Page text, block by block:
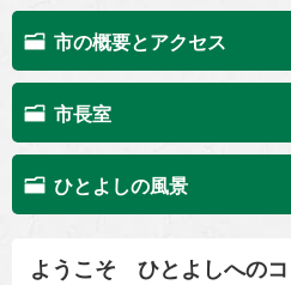
市の概要とアクセス
市長室
ひとよしの風景
ようこそ ひとよしへの